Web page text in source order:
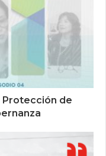
Protección de